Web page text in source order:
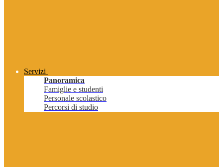
Servizi
Panoramica
Famiglie e studenti
Personale scolastico
Percorsi di studio